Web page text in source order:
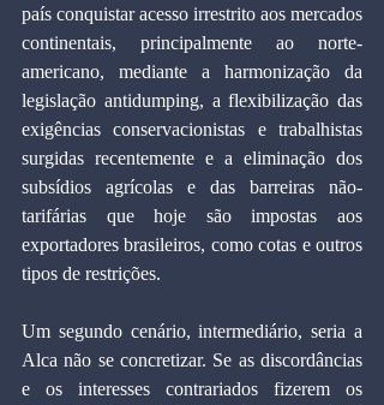
país conquistar acesso irrestrito aos mercados
continentais, principalmente ao norte-
americano, mediante a harmonização da
legislação antidumping, a flexibilização das
exigências conservacionistas e trabalhistas
surgidas recentemente e a eliminação dos
subsídios agrícolas e das barreiras não-
tarifárias que hoje são impostas aos
exportadores brasileiros, como cotas e outros
tipos de restrições.
Um segundo cenário, intermediário, seria a
Alca não se concretizar. Se as discordâncias
e os interesses contrariados fizerem os